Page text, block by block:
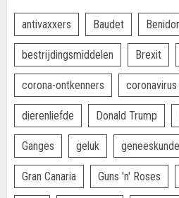
antivaxxers Baudet
bestrijdingsmiddelen Brexit
corona-ontkenners coronavirus
dierenliefde Donald Trump
Ganges geluk geneeskunde
Gran Canaria Guns 'n' Roses